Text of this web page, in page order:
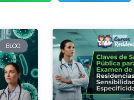
BLOG